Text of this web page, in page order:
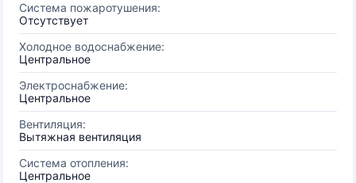
Система пожаротушения:
Отсутствует
Холодное водоснабжение:
Центральное
Электроснабжение:
Центральное
Вентиляция:
Вытяжная вентиляция
Система отопления:
Центральное